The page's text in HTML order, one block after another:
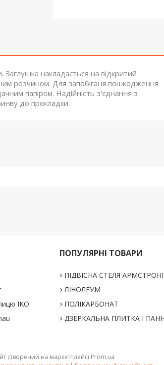
Заглушка накладається на відкритий
розчином. Для запобіганя пошкодження
папіром. Надійність з'єднання з
до прокладки.
IKO
ПОПУЛЯРНІ ТОВАРИ
ПІДВІСНА СТЕЛЯ
ЛІНОЛЕУМ
ПОЛІКАРБОНАТ
ДЗЕРКАЛЬНА ПЛИТКА І
створений на маркетплейсі Prom.ua